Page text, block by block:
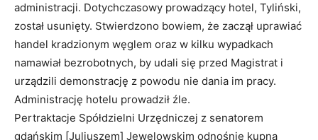
administracji. Dotychczasowy prowadzący hotel, Tyliński,
został usunięty. Stwierdzono bowiem, że zaczął uprawiać
handel kradzionym węglem oraz w kilku wypadkach
namawiał bezrobotnych, by udali się przed Magistrat i
urządzili demonstrację z powodu nie dania im pracy.
Administrację hotelu prowadził źle.
Pertraktacje Spółdzielni Urzędniczej z senatorem
gdańskim [Juliuszem] Jewelowskim odnośnie kupna